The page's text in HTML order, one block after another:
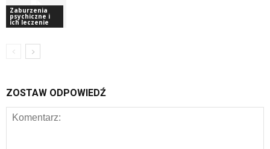
Zaburzenia
psychiczne i
ich leczenie
ZOSTAW ODPOWIEDŹ